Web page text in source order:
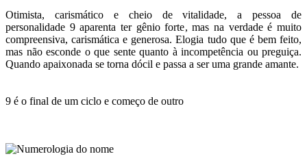
Otimista, carismático e cheio de vitalidade, a pessoa de
personalidade 9 aparenta ter gênio forte, mas na verdade é muito
compreensiva, carismática e generosa. Elogia tudo que é bem feito,
mas não esconde o que sente quanto à incompetência ou preguiça.
Quando apaixonada se torna dócil e passa a ser uma grande amante.
9 é o final de um ciclo e começo de outro